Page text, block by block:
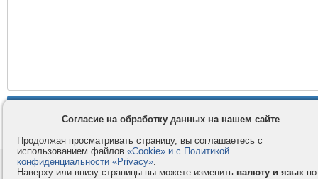
Контакты
Согласие на обработку данных на нашем сайте
Продолжая просматривать страницу, вы соглашаетесь с
использованием файлов «Cookie» и с Политикой
конфиденциальности «Privacy».
Наверху или внизу страницы вы можете изменить валюту и язык по